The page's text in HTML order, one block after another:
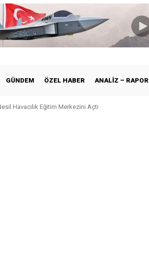
GÜNDEM ÖZEL HABER ANALIZ – RAPOR
Havacılık Eğitim Merkezini Açtı